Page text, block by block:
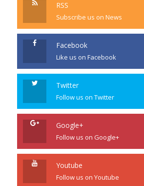
RSS
Subscribe us on News
Facebook
Like us on Facebook
Twitter
Follow us on Twitter
Google+
Follow us on Google+
Youtube
Follow us on Youtube